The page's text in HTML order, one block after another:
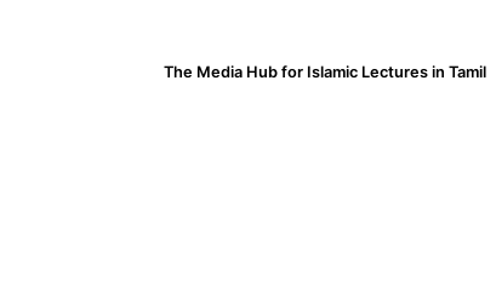
The Media Hub for Islamic Lectures in Tamil